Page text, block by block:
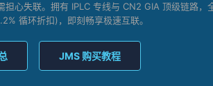
心失联。拥有 IPLC 专线与 CN2 GIA 顶级链路，
循环折扣)，即刻畅享极速互联。
JMS 购买教程